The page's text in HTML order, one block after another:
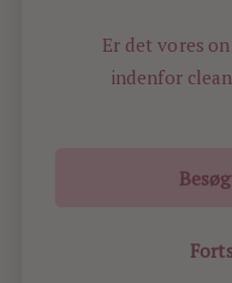
Er det vores
indenfor